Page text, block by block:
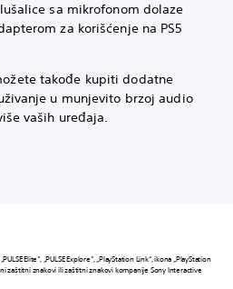
sa mikrofonom dolaze
za korišćenje na PS5
takođe kupiti dodatne
u munjevito brzoj audio
vaših uređaja.
Elite“, „PULSE Explore“, „PlayStation Link“, ikona „PlayStation
zaštitni znakovi ili zaštitni znakovi kompanije Sony Interactive